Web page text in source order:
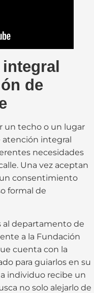
de
un techo o un lugar
integral
necesidades
Una vez aceptan
consentimiento
formal de
al departamento de
a la Fundación
cuenta con la
para guiarlos en su
individuo recibe un
no solo alejarlo de